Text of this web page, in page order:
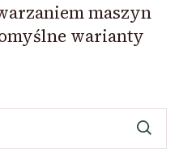
maszyn
warianty